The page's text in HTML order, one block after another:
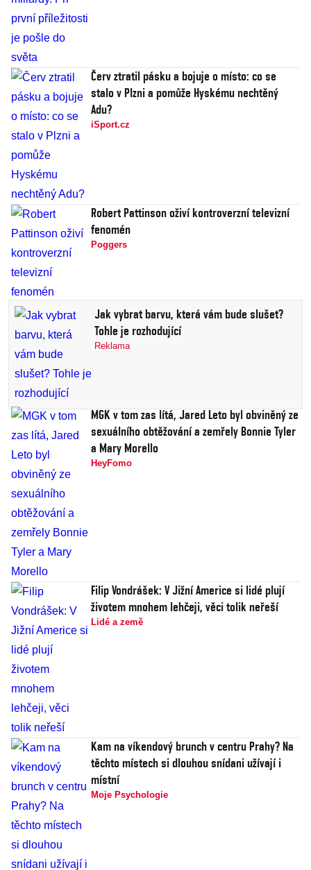
Červ ztratil pásku a bojuje o místo: co se
stalo v Plzni a pomůže Hyskému nechtěný
Adu?
iSport.cz
Robert Pattinson oživí kontroverzní televizní
fenomén
Poggers
Jak vybrat barvu, která vám bude slušet?
Tohle je rozhodující
Reklama
MGK v tom zas lítá, Jared Leto byl obviněný ze
sexuálního obtěžování a zemřely Bonnie Tyler
a Mary Morello
HeyFomo
Filip Vondrášek: V Jižní Americe si lidé plují
životem mnohem lehčeji, věci tolik neřeší
Lidé a země
Kam na víkendový brunch v centru Prahy? Na
těchto místech si dlouhou snídani užívají i
místní
Moje Psychologie